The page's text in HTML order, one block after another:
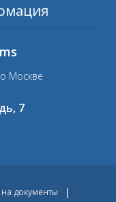
Москве
7
документы